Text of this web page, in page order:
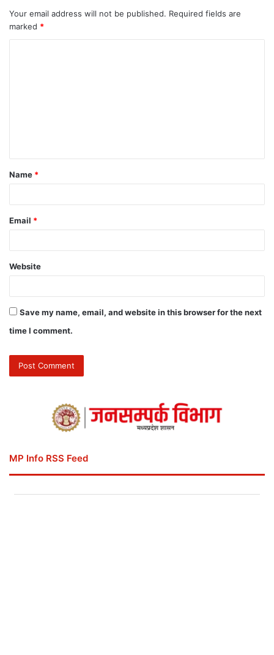
Your email address will not be published. Required fields are
marked *
Name *
Email *
Website
Save my name, email, and website in this browser for the next
time I comment.
MP Info RSS Feed